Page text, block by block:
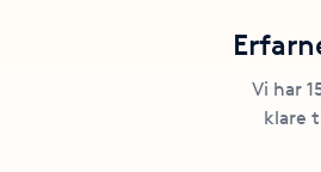
Vi har
klare